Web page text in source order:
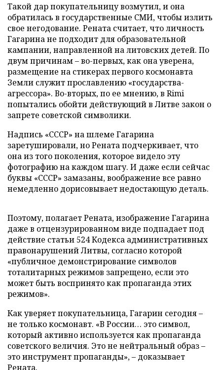
Такой дар покупательницу возмутил, и она
обратилась в государственные СМИ, чтобы излить
свое негодование. Рената считает, что личность
Гагарина не подходит для образовательной
кампании, направленной на литовских детей. По
двум причинам – во-первых, как она уверена,
размещение на стикерах первого космонавта
Земли служит прославлению «государства-
агрессора». Во-вторых, по ее мнению, в Rimi
попытались обойти действующий в Литве закон о
запрете советской символики.
Надпись «СССР» на шлеме Гагарина
заретушировали, но Рената подчеркивает, что
она из того поколения, которое видело эту
фотографию на каждом шагу. И даже если сейчас
буквы «СССР» замазаны, воображение все равно
немедленно дорисовывает недостающую деталь.
Поэтому, полагает Рената, изображение Гагарина
даже в отцензурированном виде подпадает под
действие статьи 524 Кодекса административных
правонарушений Литвы, согласно которой
«публичное демонстрирование символов
тоталитарных режимов запрещено, если это
может быть воспринято как пропаганда этих
режимов».
Как уверяет покупательница, Гагарин сегодня –
не только космонавт. «В России… это символ,
который активно используется как пропаганда
советского величия. Это не нейтральный образ –
это инструмент пропаганды», – доказывает
Рената.